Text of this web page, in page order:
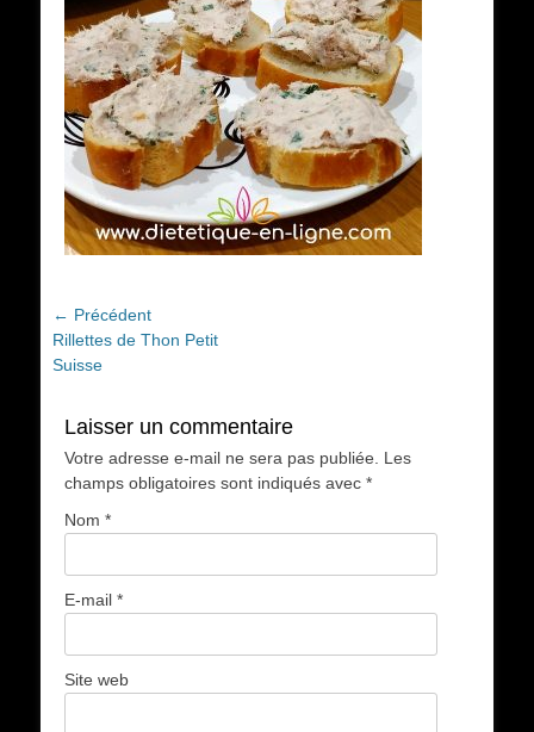
Navigation
de
l’article
← Précédent
Article
précédent :
Rillettes de Thon Petit
Suisse
Laisser un commentaire
Votre adresse e-mail ne sera pas publiée.
Les
champs obligatoires sont indiqués avec *
Nom *
E-mail *
Site web